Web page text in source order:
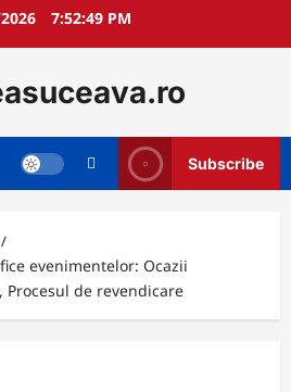
7:52:51 PM
Subscribe
evenimentelor: Ocazii
Procesul de revendicare